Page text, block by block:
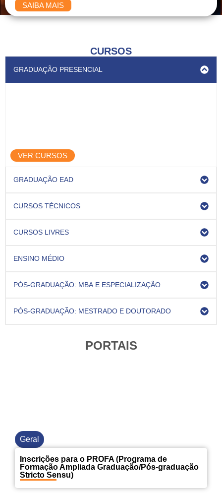
SAIBA MAIS
CURSOS
GRADUAÇÃO PRESENCIAL
GRADUAÇÃO EAD
CURSOS TÉCNICOS
CURSOS LIVRES
ENSINO MÉDIO
PÓS-GRADUAÇÃO: MBA E ESPECIALIZAÇÃO
PÓS-GRADUAÇÃO: MESTRADO E DOUTORADO
curso certo para você.
VER CURSOS
Geral
Inscrições para o PROFA (Programa de
Formação Ampliada Graduação/Pós-graduação
Stricto Sensu)
PORTAIS